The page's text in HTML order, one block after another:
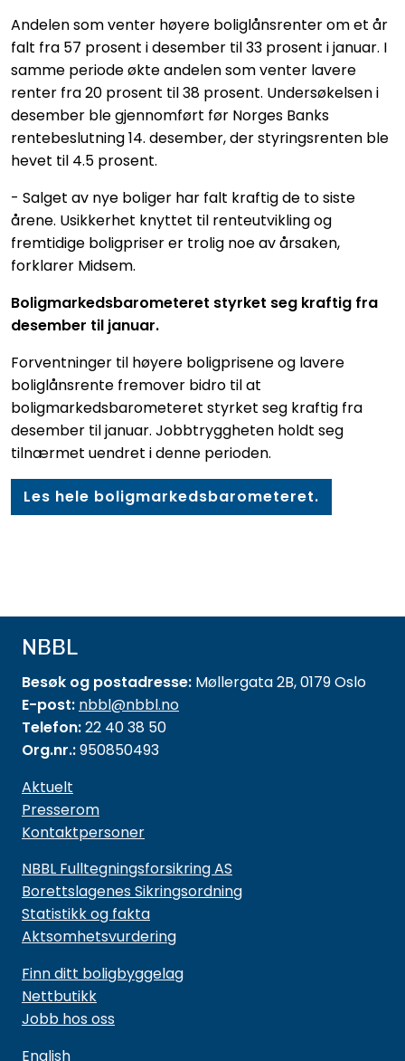
Andelen som venter høyere boliglånsrenter om et år
falt fra 57 prosent i desember til 33 prosent i januar. I
samme periode økte andelen som venter lavere
renter fra 20 prosent til 38 prosent. Undersøkelsen i
desember ble gjennomført før Norges Banks
rentebeslutning 14. desember, der styringsrenten ble
hevet til 4.5 prosent.
- Salget av nye boliger har falt kraftig de to siste
årene. Usikkerhet knyttet til renteutvikling og
fremtidige boligpriser er trolig noe av årsaken,
forklarer Midsem.
Boligmarkedsbarometeret styrket seg kraftig fra
desember til januar.
Forventninger til høyere boligprisene og lavere
boliglånsrente fremover bidro til at
boligmarkedsbarometeret styrket seg kraftig fra
desember til januar. Jobbtryggheten holdt seg
tilnærmet uendret i denne perioden.
Les hele boligmarkedsbarometeret.
NBBL
Besøk og postadresse: Møllergata 2B, 0179 Oslo
E-post: nbbl@nbbl.no
Telefon:22 40 38 50
Org.nr.:950850493
Aktuelt
Presserom
Kontaktpersoner
NBBL Fulltegningsforsikring AS
Borettslagenes Sikringsordning
Statistikk og fakta
Aktsomhetsvurdering
Finn ditt boligbyggelag
Nettbutikk
Jobb hos oss
English